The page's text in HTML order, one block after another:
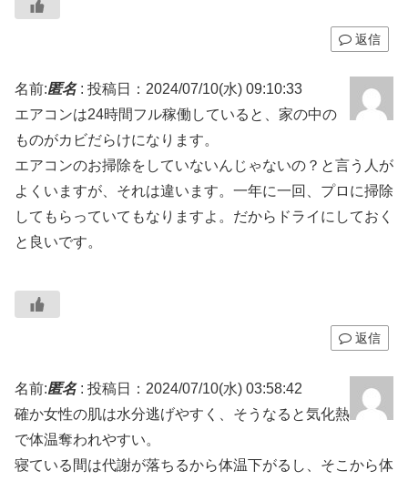
返信
名前:匿名: 投稿日：2024/07/10(水) 09:10:33
エアコンは24時間フル稼働していると、家の中の
ものがカビだらけになります。
エアコンのお掃除をしていないんじゃないの？と言う人が
よくいますが、それは違います。一年に一回、プロに掃除
してもらっていてもなりますよ。だからドライにしておく
と良いです。
返信
名前:匿名: 投稿日：2024/07/10(水) 03:58:42
確か女性の肌は水分逃げやすく、そうなると気化熱
で体温奪われやすい。
寝ている間は代謝が落ちるから体温下がるし、そこから体